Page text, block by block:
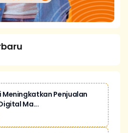
Penjualan
Ma...